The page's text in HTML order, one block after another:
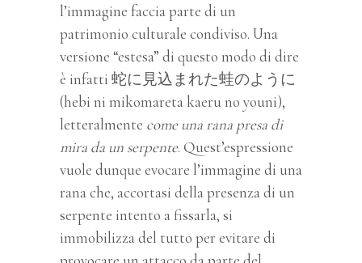
l’immagine faccia parte di un
patrimonio culturale condiviso. Una
versione “estesa” di questo modo di dire
è infatti 蛇に見込まれた蛙のように
(hebi ni mikomareta kaeru no youni),
letteralmente come una rana presa di
mira da un serpente. Quest’espressione
vuole dunque evocare l’immagine di una
rana che, accortasi della presenza di un
serpente intento a fissarla, si
immobilizza del tutto per evitare di